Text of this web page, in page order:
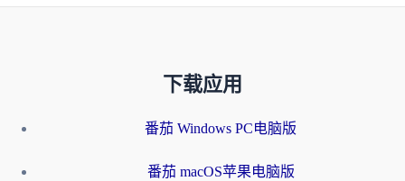
下载应用
番茄 Windows PC电脑版
番茄 macOS苹果电脑版